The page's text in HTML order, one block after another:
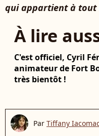
qui appartient à tout
À lire
C'est officiel, Cyril
animateur de Fort
très bientôt !
Par Tiffany